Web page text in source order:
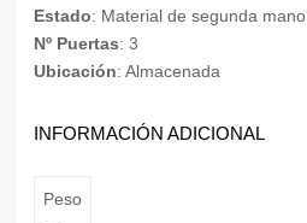
Estado: Material de segunda mano
Nº Puertas: 3
Ubicación: Almacenada
INFORMACIÓN ADICIONAL
Peso